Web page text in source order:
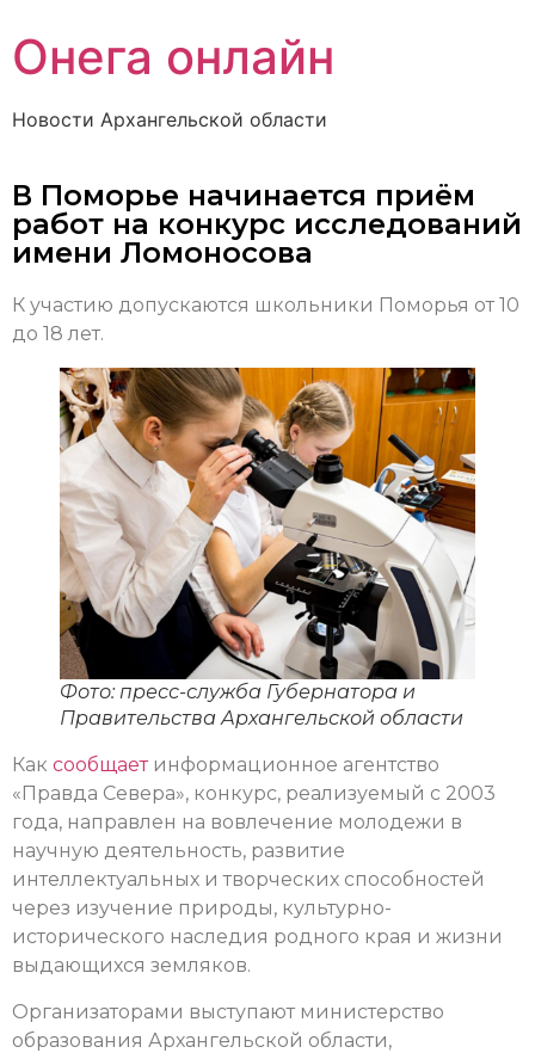
Онега онлайн
Новости Архангельской области
В Поморье начинается приём
работ на конкурс исследований
имени Ломоносова
К участию допускаются школьники Поморья от 10
до 18 лет.
Фото: пресс-служба Губернатора и
Правительства Архангельской области
Как сообщаетинформационное агентство
«Правда Севера», конкурс, реализуемый с 2003
года, направлен на вовлечение молодежи в
научную деятельность, развитие
интеллектуальных и творческих способностей
через изучение природы, культурно-
исторического наследия родного края и жизни
выдающихся земляков.
Организаторами выступают министерство
образования Архангельской области,